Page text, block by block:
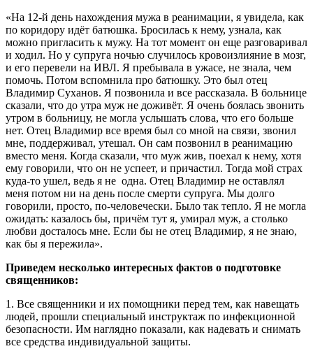
«На 12-й день нахождения мужа в реанимации, я увидела, как
по коридору идёт батюшка. Бросилась к нему, узнала, как
можно пригласить к мужу. На тот момент он еще разговаривал
и ходил. Но у супруга ночью случилось кровоизлияние в мозг,
и его перевели на ИВЛ. Я пребывала в ужасе, не знала, чем
помочь. Потом вспомнила про батюшку. Это был отец
Владимир Суханов. Я позвонила и все рассказала. В больнице
сказали, что до утра муж не доживёт. Я очень боялась звонить
утром в больницу, не могла услышать слова, что его больше
нет. Отец Владимир все время был со мной на связи, звонил
мне, поддерживал, утешал. Он сам позвонил в реанимацию
вместо меня. Когда сказали, что муж жив, поехал к нему, хотя
ему говорили, что он не успеет, и причастил. Тогда мой страх
куда-то ушел, ведь я не одна. Отец Владимир не оставлял
меня потом ни на день после смерти супруга. Мы долго
говорили, просто, по-человечески. Было так тепло. Я не могла
ожидать: казалось бы, причём тут я, умирал муж, а столько
любви досталось мне. Если бы не отец Владимир, я не знаю,
как бы я пережила».
Приведем несколько интересных фактов о подготовке
священников:
1. Все священники и их помощники перед тем, как навещать
людей, прошли специальный инструктаж по инфекционной
безопасности. Им наглядно показали, как надевать и снимать
все средства индивидуальной защиты.